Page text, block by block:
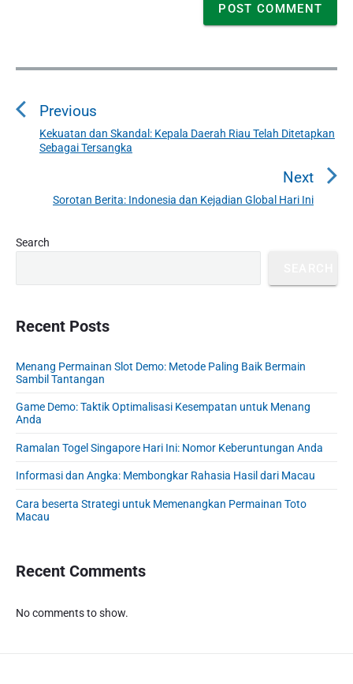
P
s
g
t
o
Previous
P
r
o
u
s
:
Kekuatan dan Skandal: Kepala Daerah Riau Telah Ditetapkan
Sebagai Tersangka
Next
N
Sorotan Berita: Indonesia dan Kejadian Global Hari Ini
P
r
i
e
b
a
r
Search
Recent Posts
Menang Permainan Slot Demo: Metode Paling Baik Bermain
Sambil Tantangan
Game Demo: Taktik Optimalisasi Kesempatan untuk Menang
Anda
Ramalan Togel Singapore Hari Ini: Nomor Keberuntungan Anda
Informasi dan Angka: Membongkar Rahasia Hasil dari Macau
Cara beserta Strategi untuk Memenangkan Permainan Toto
Macau
Recent Comments
No comments to show.